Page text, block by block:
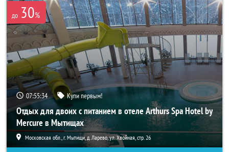
до 30%
07:55:32 Купи первым!
Отдых для двоих с питанием в отеле Arthurs Spa Hotel by
Mercure в Мытищах
Московская обл., г. Мытищи, д. Ларево, ул. Хвойная, стр. 26